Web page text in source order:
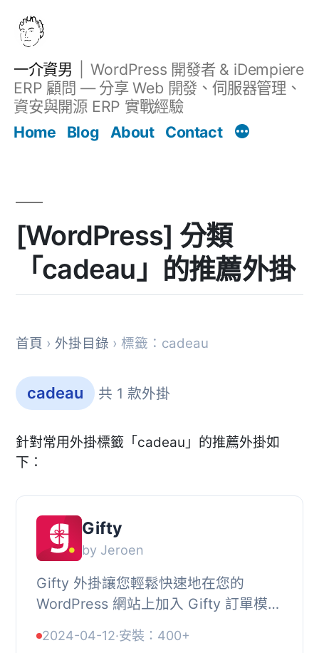
一介資男
WordPress 開發者 & iDempiere
ERP 顧問 — 分享 Web 開發、伺服器管理、
資安與開源 ERP 實戰經驗
Home
Blog About Contact
[WordPress] 分類
「cadeau」的推薦外掛
首頁 › 外掛目錄 › 標籤：cadeau
cadeau 共 1 款外掛
針對常用外掛標籤「cadeau」的推薦外掛如
下：
Gifty
by Jeroen
Gifty 外掛讓您輕鬆快速地在您的
WordPress 網站上加入 Gifty 訂單模
項：, * 在每個頁面上添加訂單模組圖
2024-04-12·安裝：400+
文章 Filter